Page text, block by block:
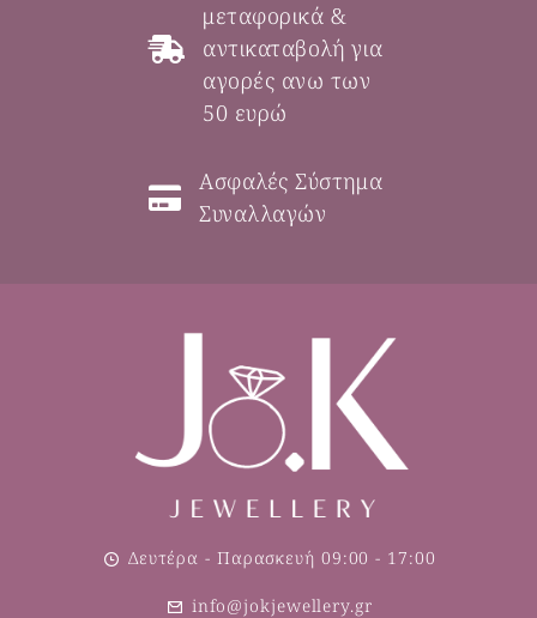
μεταφορικά &
αντικαταβολή για
αγορές ανω των
50 ευρώ
Ασφαλές Σύστημα
Συναλλαγών
Δευτέρα - Παρασκευή 09:00 - 17:00
info@jokjewellery.gr